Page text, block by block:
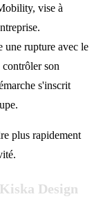
vise à
une rupture avec le
son
s'inscrit
plus rapidement
Design